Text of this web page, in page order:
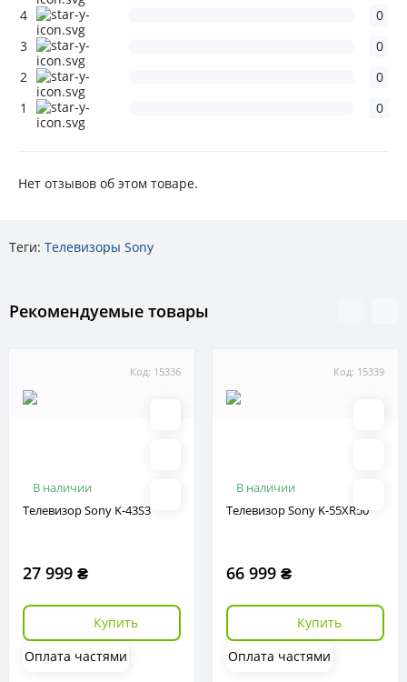
4
0
3
0
2
0
1
0
Нет отзывов об этом товаре.
Теги: Телевизоры Sony
Рекомендуемые товары
Код: 15336
В наличии
Телевизор Sony K-43S3
27 999 ₴
Купить
Оплата частями
Код: 15339
В наличии
Телевизор Sony K-55XR50
66 999 ₴
Купить
Оплата частями